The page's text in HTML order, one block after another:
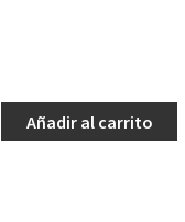
Añadir al carrito